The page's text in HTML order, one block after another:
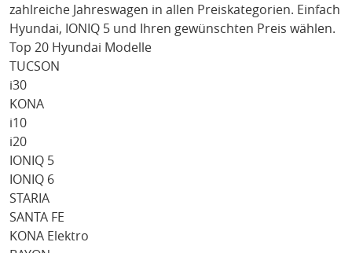
zahlreiche Jahreswagen in allen Preiskategorien. Einfach
Hyundai, IONIQ 5 und Ihren gewünschten Preis wählen.
Top 20 Hyundai Modelle
TUCSON
i30
KONA
i10
i20
IONIQ 5
IONIQ 6
STARIA
SANTA FE
KONA Elektro